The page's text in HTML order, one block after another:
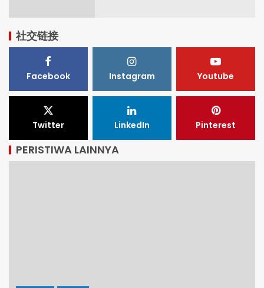
社交链接
Facebook Instagram Youtube
Twitter LinkedIn Pinterest
PERISTIWA LAINNYA